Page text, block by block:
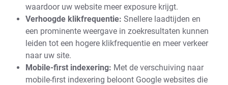
waardoor uw website meer exposure krijgt.
Verhoogde klikfrequentie: Snellere laadtijden en
een prominente weergave in zoekresultaten kunnen
leiden tot een hogere klikfrequentie en meer verkeer
naar uw site.
Mobile-first indexering: Met de verschuiving naar
mobile-first indexering beloont Google websites die